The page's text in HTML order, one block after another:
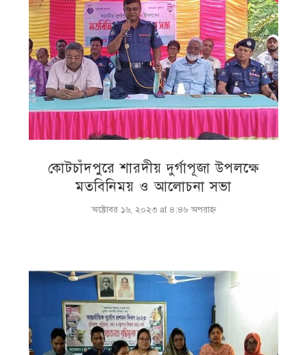
কোটচাঁদপুরে শারদীয় দুর্গাপূজা উপলক্ষে
মতবিনিময় ও আলোচনা সভা
অক্টোবর ১৬, ২০২৩ at ৪:৪৬ অপরাহ্ণ